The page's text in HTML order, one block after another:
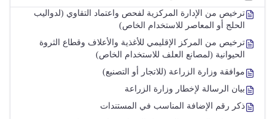
ترخيص من الإدارة المركزية لفحص واعتماد التقاوي (لدواليب
الحلج أو المعاصر للاستخدام الخاص)
ترخيص من المركز الإقليمي للأغذية والأعلاف وقطاع الثروة
الحيوانية (لمصانع العلف للاستخدام الخاص)
موافقة وزارة الزراعة (للاتجار أو التصنيع)
بيان الرسالة لإخطار وزارة الزراعة
ذكر رقم الإضافة المناسب في المستندات